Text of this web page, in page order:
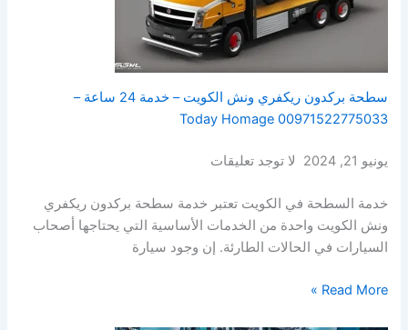
سطحة بركدون ريكفري ونش الكويت – خدمة 24 ساعة –
00971522775033 Today Homage
يونيو 21, 2024 لا توجد تعليقات
خدمة السطحة في الكويت تعتبر خدمة سطحة بركدون ريكفري
ونش الكويت واحدة من الخدمات الأساسية التي يحتاجها أصحاب
السيارات في الحالات الطارئة. إن وجود سيارة
Read More »